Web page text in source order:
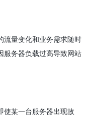
流量变化和业务需求随时
服务器负载过高导致网站
使某一台服务器出现故